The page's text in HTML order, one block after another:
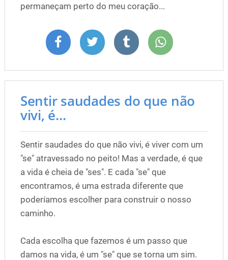
permaneçam perto do meu coração...
Sentir saudades do que não
vivi, é...
Sentir saudades do que não vivi, é viver com um
"se" atravessado no peito! Mas a verdade, é que
a vida é cheia de "ses". E cada "se" que
encontramos, é uma estrada diferente que
poderíamos escolher para construir o nosso
caminho.
Cada escolha que fazemos é um passo que
damos na vida, é um "se" que se torna um sim.